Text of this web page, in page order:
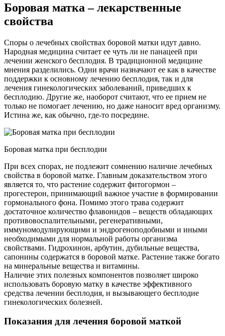
Боровая матка – лекарственные
свойства
Споры о лечебных свойствах боровой матки идут давно.
Народная медицина считает ее чуть ли не панацеей при
лечении женского бесплодия. В традиционной медицине
мнения разделились. Одни врачи назначают ее как в качестве
поддержки к основному лечению бесплодия, так и для
лечения гинекологических заболеваний, приведших к
бесплодию. Другие же, наоборот считают, что ее прием не
только не помогает лечению, но даже наносит вред организму.
Истина же, как обычно, где-то посредине.
Боровая матка при бесплодии
При всех спорах, не подлежит сомнению наличие лечебных
свойства в боровой матке. Главным доказательством этого
является то, что растение содержит фитогормон –
прогестерон, принимающий важное участие в формировании
гормонального фона. Помимо этого трава содержит
достаточное количество флавонидов – веществ обладающих
противовоспалительными, регенеративными,
иммуномодулирующими и эндрогеноподобными и иными
необходимыми для нормальной работы организма
свойствами. Гидрохинон, арбутин, дубильные вещества,
сапонины содержатся в боровой матке. Растение также богато
на минеральные вещества и витамины.
Наличие этих полезных компонентов позволяет широко
использовать боровую матку в качестве эффективного
средства лечении бесплодия, и вызывающего бесплодие
гинекологических болезней.
Показания для лечения боровой маткой